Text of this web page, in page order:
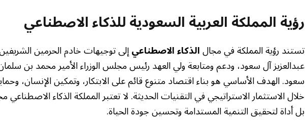
رؤية المملكة العربية السعودية للذكاء الاصطناعي
تستند رؤية المملكة في مجالالذكاء الاصطناعيإلى توجيهات خادم الحرمين
عبدالعزيز آل سعود، ودعم ومتابعة ولي العهد رئيس مجلس الوزراء الأمير محمد بن
سعود. الهدف الأساسي هو بناء اقتصاد متنوع قائم على الابتكار، وتمكين الإنسان،
خلال الاستثمار الاستراتيجي في التقنيات الحديثة. لا تعتبر المملكة الذكاء الاصطناعي
بل أداة لتحقيق التنمية المستدامة وتحسين جودة الحياة.